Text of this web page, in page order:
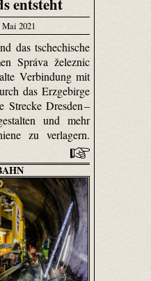
2021
das tschechische
Správa železnic
Verbindung mit
das Erzgebirge
Strecke Dresden –
und mehr
zu verlagern.